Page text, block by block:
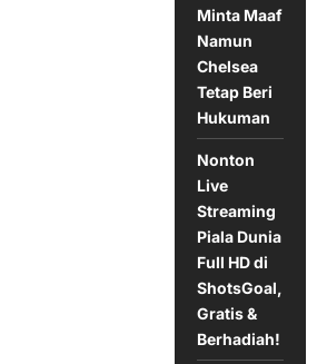
Minta Maaf
Namun
Chelsea
Tetap Beri
Hukuman
Nonton
Live
Streaming
Piala Dunia
Full HD di
ShotsGoal,
Gratis &
Berhadiah!